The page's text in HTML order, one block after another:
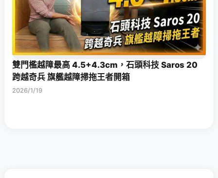
雙門檻越障最高 4.5+4.3cm，石頭科技 Saros 20
跨越奇兵 旗艦越障掃拖王者開箱
2026/1/19